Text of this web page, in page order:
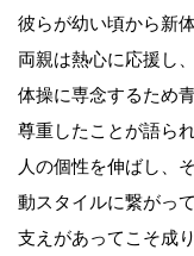
彼らが幼い頃から新
両親は熱心に応援し
体操に専念するため
尊重したことが語ら
人の個性を伸ばし、
動スタイルに繋がっ
支えがあってこそ成